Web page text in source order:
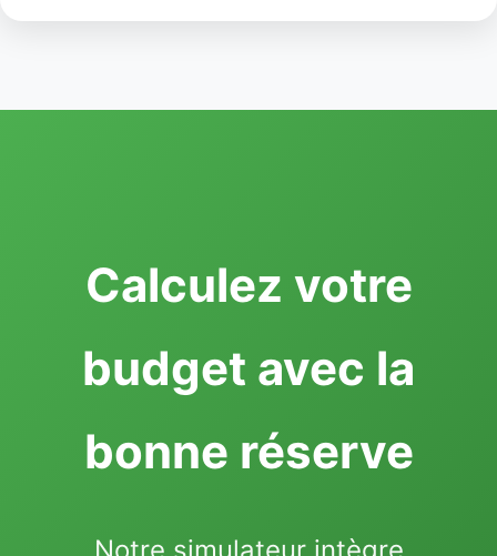
Calculez votre
budget avec la
bonne réserve